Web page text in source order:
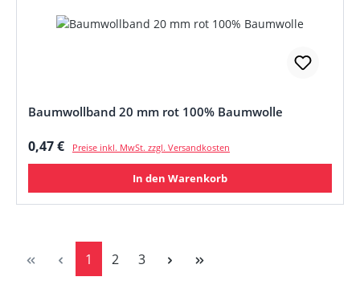
Baumwollband 20 mm rot 100% Baumwolle
Regulärer Preis:
0,47 € Preise inkl. MwSt. zzgl. Versandkosten
In den Warenkorb
Seite
1 Seite
2 Seite
3